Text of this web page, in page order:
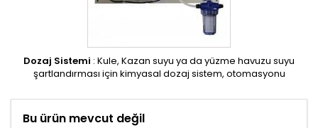
Dozaj Sistemi : Kule, Kazan suyu ya da yüzme havuzu suyu
şartlandırması için kimyasal dozaj sistem, otomasyonu
Bu ürün mevcut değil